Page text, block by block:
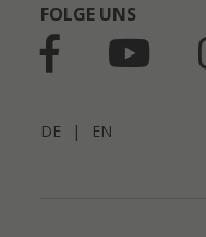
FOLGE UNS
DE | EN